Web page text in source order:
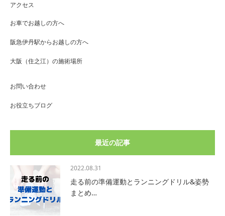
アクセス
お車でお越しの方へ
阪急伊丹駅からお越しの方へ
大阪（住之江）の施術場所
お問い合わせ
お役立ちブログ
最近の記事
2022.08.31
走る前の準備運動とランニングドリル&姿勢
まとめ…